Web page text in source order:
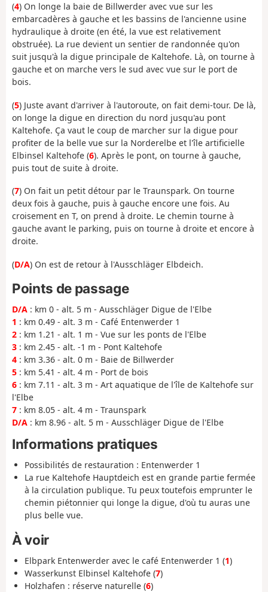
(4) On longe la baie de Billwerder avec vue sur les
embarcadères à gauche et les bassins de l'ancienne usine
hydraulique à droite (en été, la vue est relativement
obstruée). La rue devient un sentier de randonnée qu'on
suit jusqu'à la digue principale de Kaltehofe. Là, on tourne à
gauche et on marche vers le sud avec vue sur le port de
bois.
(5) Juste avant d'arriver à l'autoroute, on fait demi-tour. De là,
on longe la digue en direction du nord jusqu'au pont
Kaltehofe. Ça vaut le coup de marcher sur la digue pour
profiter de la belle vue sur la Norderelbe et l'île artificielle
Elbinsel Kaltehofe (6). Après le pont, on tourne à gauche,
puis tout de suite à droite.
(7) On fait un petit détour par le Traunspark. On tourne
deux fois à gauche, puis à gauche encore une fois. Au
croisement en T, on prend à droite. Le chemin tourne à
gauche avant le parking, puis on tourne à droite et encore à
droite.
(D/A) On est de retour à l'Ausschläger Elbdeich.
Points de passage
D/A : km 0 - alt. 5 m - Ausschläger Digue de l'Elbe
1 : km 0.49 - alt. 3 m - Café Entenwerder 1
2 : km 1.21 - alt. 1 m - Vue sur les ponts de l'Elbe
3 : km 2.45 - alt. -1 m - Pont Kaltehofe
4 : km 3.36 - alt. 0 m - Baie de Billwerder
5 : km 5.41 - alt. 4 m - Port de bois
6 : km 7.11 - alt. 3 m - Art aquatique de l'île de Kaltehofe sur
l'Elbe
7 : km 8.05 - alt. 4 m - Traunspark
D/A : km 8.96 - alt. 5 m - Ausschläger Digue de l'Elbe
Informations pratiques
Possibilités de restauration : Entenwerder 1
La rue Kaltehofe Hauptdeich est en grande partie fermée
à la circulation publique. Tu peux toutefois emprunter le
chemin piétonnier qui longe la digue, d'où tu auras une
plus belle vue.
À voir
Elbpark Entenwerder avec le café Entenwerder 1 (1)
Wasserkunst Elbinsel Kaltehofe (7)
Holzhafen : réserve naturelle (6)